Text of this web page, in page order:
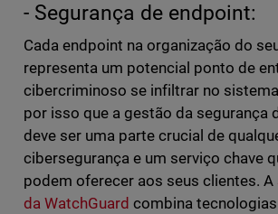
- Segurança de endpoint:
Cada endpoint na organização do
representa um potencial ponto de
cibercriminoso se infiltrar no
por isso que a gestão da segurança
deve ser uma parte crucial de
cibersegurança e um serviço chave
podem oferecer aos seus clientes. A
da WatchGuard combina